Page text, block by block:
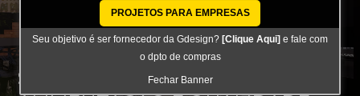
PROJETOS PARA EMPRESAS
Seu objetivo é ser fornecedor da Gdesign? [Clique Aqui] e fale com
o dpto de compras
Fechar Banner
SIDEQUEST XP: